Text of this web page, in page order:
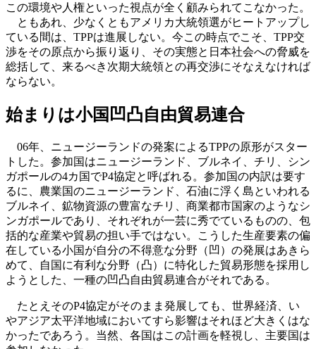
この環境や人権といった視点が全く顧みられてこなかった。
ともあれ、少なくともアメリカ大統領選がヒートアップし
ている間は、TPPは進展しない。今この時点でこそ、TPP交
渉をその原点から振り返り、その実態と日本社会への脅威を
総括して、来るべき次期大統領との再交渉にそなえなければ
ならない。
始まりは小国凹凸自由貿易連合
06年、ニュージーランドの発案によるTPPの原形がスター
トした。参加国はニュージーランド、ブルネイ、チリ、シン
ガポールの4カ国でP4協定と呼ばれる。参加国の内訳は要す
るに、農業国のニュージーランド、石油に浮く島といわれる
ブルネイ、鉱物資源の豊富なチリ、商業都市国家のようなシ
ンガポールであり、それぞれが一芸に秀でているものの、包
括的な産業や貿易の担い手ではない。こうした生産要素の偏
在している小国が自分の不得意な分野（凹）の発展はあきら
めて、自国に有利な分野（凸）に特化した貿易形態を採用し
ようとした、一種の凹凸自由貿易連合がそれである。
たとえそのP4協定がそのまま発展しても、世界経済、い
やアジア太平洋地域においてすら影響はそれほど大きくはな
かったであろう。当然、各国はこの計画を軽視し、主要国は